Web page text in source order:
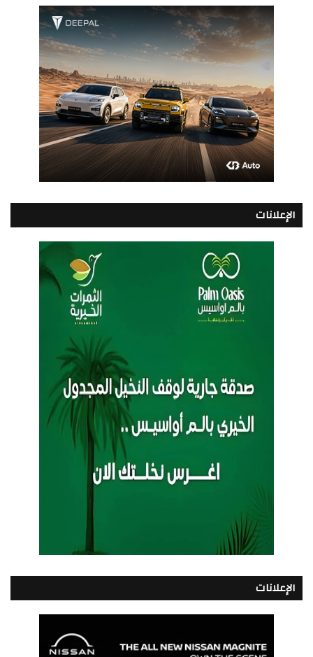
الإعلانات
الإعلانات